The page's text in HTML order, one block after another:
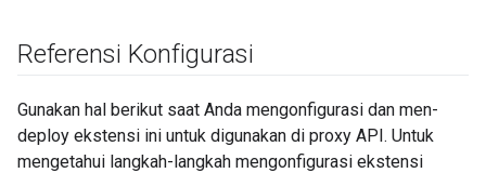
Referensi Konfigurasi
Gunakan hal berikut saat Anda mengonfigurasi dan men-
deploy ekstensi ini untuk digunakan di proxy API. Untuk
mengetahui langkah-langkah mengonfigurasi ekstensi